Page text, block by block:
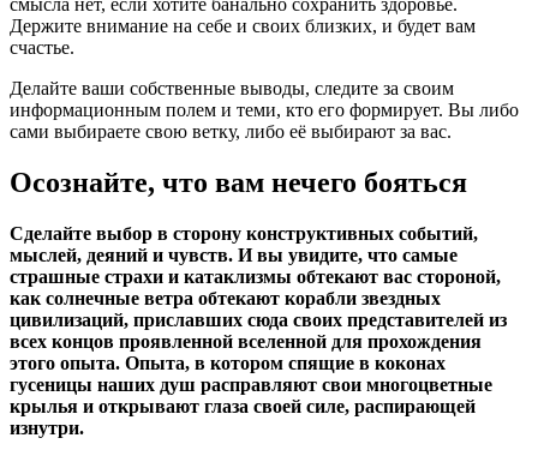
Держите внимание на себе и своих близких, и будет вам
счастье.
Делайте ваши собственные выводы, следите за своим
информационным полем и теми, кто его формирует. Вы либо
сами выбираете свою ветку, либо её выбирают за вас.
Осознайте, что вам нечего бояться
Сделайте выбор в сторону конструктивных событий,
мыслей, деяний и чувств. И вы увидите, что самые
страшные страхи и катаклизмы обтекают вас стороной,
как солнечные ветра обтекают корабли звездных
цивилизаций, приславших сюда своих представителей из
всех концов проявленной вселенной для прохождения
этого опыта. Опыта, в котором спящие в коконах
гусеницы наших душ расправляют свои многоцветные
крылья и открывают глаза своей силе, распирающей
изнутри.